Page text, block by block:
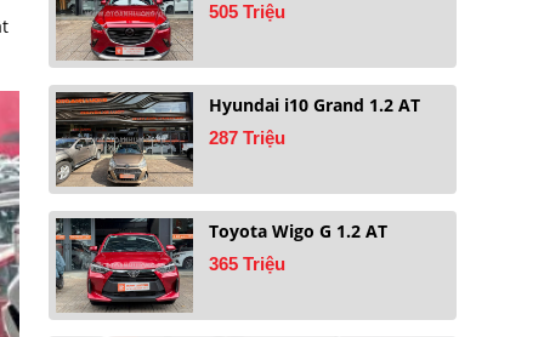
505 Triệu
Hyundai i10 Grand 1.2 AT
287 Triệu
Toyota Wigo G 1.2 AT
365 Triệu